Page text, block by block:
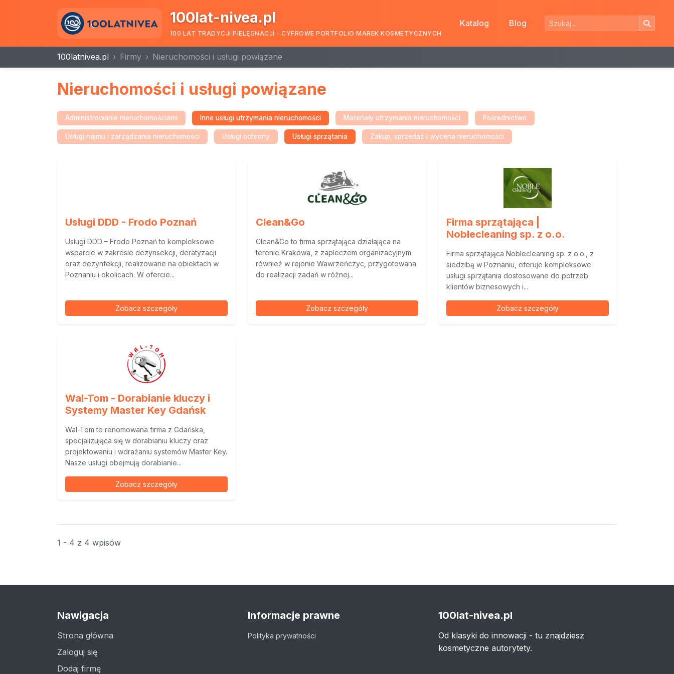
100lat-nivea.pl
100 LAT TRADYCJI PIELĘGNACJI - CYFROWE PORTFOLIO MAREK KOSMETYCZNYCH
Katalog Blog
100latnivea.pl Firmy Nieruchomości i usługi powiązane
Nieruchomości i usługi powiązane
Administrowanie nieruchomościami Inne usługi utrzymania nieruchomości Materiały utrzymania nieruchomości Pośrednictwo
Usługi najmu i zarządzania nieruchomości Usługi ochrony Usługi sprzątania Zakup, sprzedaż i wycena nieruchomości
Usługi DDD - Frodo Poznań
Usługi DDD – Frodo Poznań to kompleksowe
wsparcie w zakresie dezynsekcji, deratyzacji
oraz dezynfekcji, realizowane na obiektach w
Poznaniu i okolicach. W ofercie...
Zobacz szczegóły
Clean&Go
Clean&Go to firma sprzątająca działająca na
terenie Krakowa, z zapleczem organizacyjnym
również w rejonie Wawrzeńczyc, przygotowana
do realizacji zadań w różnej...
Zobacz szczegóły
Firma sprzątająca |
Noblecleaning sp. z o.o.
Firma sprzątająca Noblecleaning sp. z o.o., z
siedzibą w Poznaniu, oferuje kompleksowe
usługi sprzątania dostosowane do potrzeb
klientów biznesowych i...
Zobacz szczegóły
Wal-Tom - Dorabianie kluczy i
Systemy Master Key Gdańsk
Wal-Tom to renomowana firma z Gdańska,
specjalizująca się w dorabianiu kluczy oraz
projektowaniu i wdrażaniu systemów Master Key.
Nasze usługi obejmują dorabianie...
Zobacz szczegóły
1 - 4 z 4 wpisów
Nawigacja
Strona główna
Zaloguj się
Dodaj firmę
Informacje prawne
Polityka prywatności
100lat-nivea.pl
Od klasyki do innowacji - tu znajdziesz
kosmetyczne autorytety.